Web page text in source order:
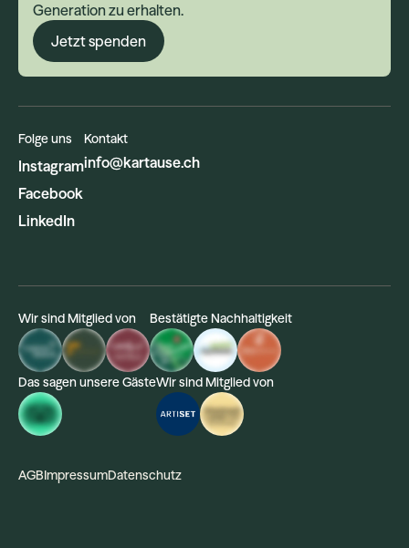
Generation zu erhalten.
Jetzt spenden
Folge uns
Instagram
Facebook
LinkedIn
Kontakt
info@kartause.ch
Wir sind Mitglied von Bestätigte Nachhaltigkeit
Das sagen unsere GästeWir sind Mitglied von
AGBImpressumDatenschutz